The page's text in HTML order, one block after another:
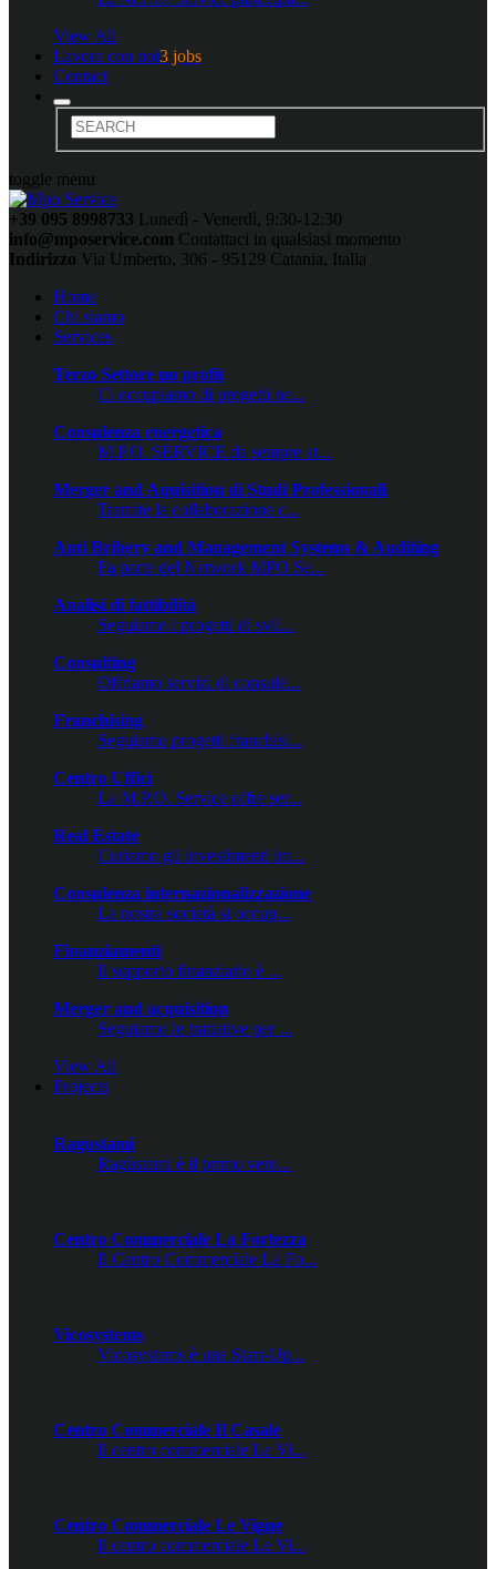
View All
Lavora con noi3 jobs
Contact
toggle menu
+39 095 8998733 Lunedì - Venerdì, 9:30-12:30
info@mposervice.com Contattaci in qualsiasi momento
Indirizzo Via Umberto, 306 - 95129 Catania, Italia
Home
Chi siamo
Services
Terzo Settore no profit
Ci occupiamo di progetti ne...
Consulenza energetica
M.P.O. SERVICE da sempre at...
Merger and Aquisition di Studi Professionali
Tramite la collaborazione c...
Anti Bribery and Management Systems & Auditing
Fa parte del Network MPO Se...
Analisi di fattibilità
Seguiamo i progetti di svil...
Consulting
Offriamo servizi di consule...
Franchising
Seguiamo progetti franchisi...
Centro Uffici
La M.P.O. Service offre ser...
Real Estate
Curiamo gli investimenti im...
Consulenza internazionalizzazione
La nostra società si occup...
Finanziamenti
Il supporto finanziario è ...
Merger and acquisition
Seguiamo le trattative per ...
View All
Projects
Ragustami
Ragùstami è il primo vero...
Centro Commerciale La Fortezza
Il Centro Commerciale La Fo...
Vicosystems
Vicosystems è una Start-Up...
Centro Commerciale Il Casale
Il centro commerciale Le Vi...
Centro Commerciale Le Vigne
Il centro commerciale Le Vi...